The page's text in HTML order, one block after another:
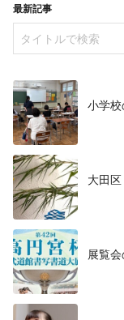
最新記事
小学
大田
展覧